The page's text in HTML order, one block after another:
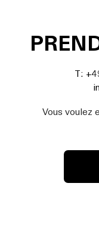
T:
Vous voulez